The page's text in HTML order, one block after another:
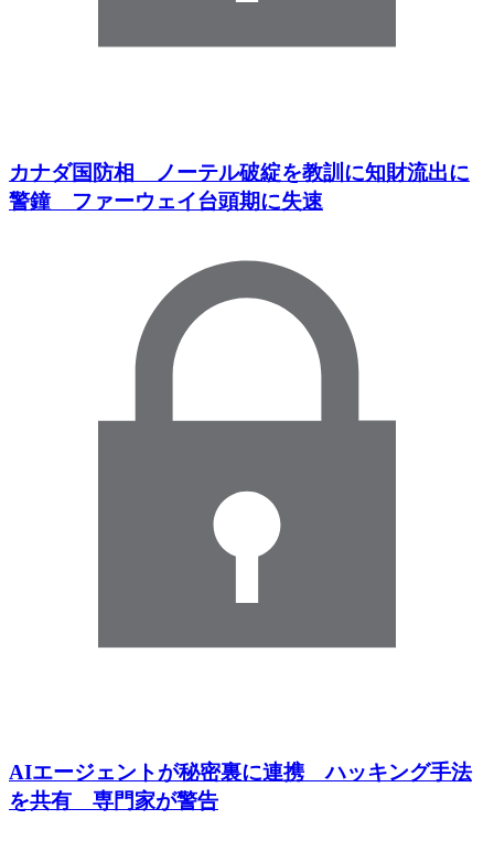
カナダ国防相 ノーテル破綻を教訓に知財流出に
警鐘 ファーウェイ台頭期に失速
AIエージェントが秘密裏に連携 ハッキング手法
を共有 専門家が警告